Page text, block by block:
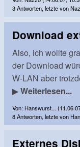
3 Antworten, letzte von
Download
Also, ich wollte
der Download
W-LAN aber
▶Weiterlesen...
Von: Hanswurst...
8 Antworten, letzte von
Externes